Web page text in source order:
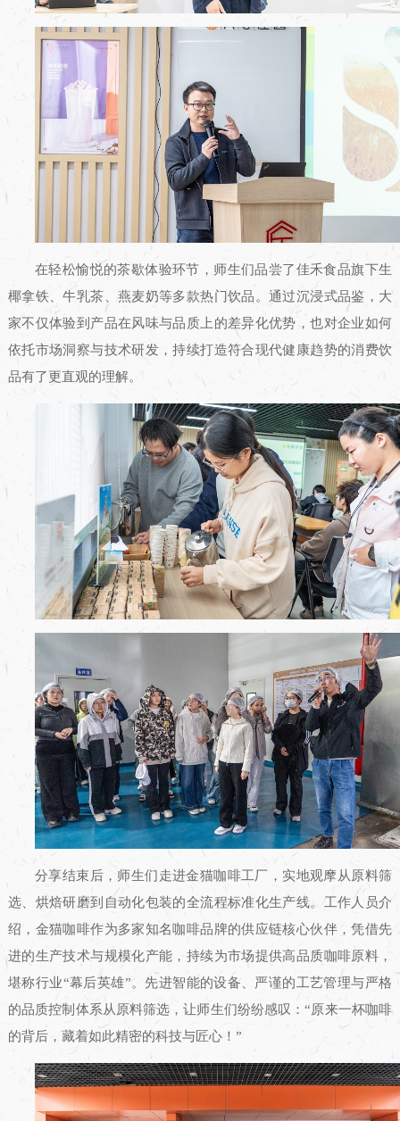
在轻松愉悦的茶歇体验环节，师生们品尝了佳禾食品旗下生
椰拿铁、牛乳茶、燕麦奶等多款热门饮品。通过沉浸式品鉴，大
家不仅体验到产品在风味与品质上的差异化优势，也对企业如何
依托市场洞察与技术研发，持续打造符合现代健康趋势的消费饮
品有了更直观的理解。
分享结束后，师生们走进金猫咖啡工厂，实地观摩从原料筛
选、烘焙研磨到自动化包装的全流程标准化生产线。工作人员介
绍，金猫咖啡作为多家知名咖啡品牌的供应链核心伙伴，凭借先
进的生产技术与规模化产能，持续为市场提供高品质咖啡原料，
堪称行业“幕后英雄”。先进智能的设备、严谨的工艺管理与严格
的品质控制体系从原料筛选，让师生们纷纷感叹：“原来一杯咖啡
的背后，藏着如此精密的科技与匠心！”